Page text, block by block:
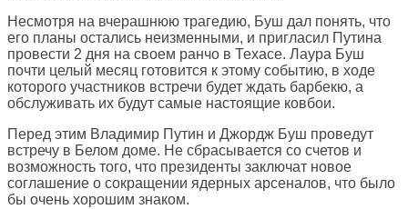
Несмотря на вчерашнюю трагедию, Буш дал понять, что
его планы остались неизменными, и пригласил Путина
провести 2 дня на своем ранчо в Техасе. Лаура Буш
почти целый месяц готовится к этому событию, в ходе
которого участников встречи будет ждать барбекю, а
обслуживать их будут самые настоящие ковбои.
Перед этим Владимир Путин и Джордж Буш проведут
встречу в Белом доме. Не сбрасывается со счетов и
возможность того, что президенты заключат новое
соглашение о сокращении ядерных арсеналов, что было
бы очень хорошим знаком.